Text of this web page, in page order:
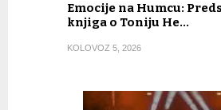
Emocije na Humcu:
knjiga o Toniju He…
KOLOVOZ 5, 2026